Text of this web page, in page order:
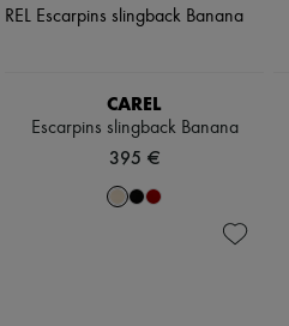
CAREL
Escarpins slingback Banana
395 €